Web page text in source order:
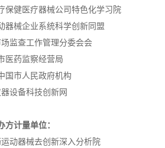
保健医疗器械公司特色化学习院
器械企业系统科学创新同盟
监查工作管理分委会会
医药监察经营局
国市人民政府机构
设备科技创新网
方计量单位：
动器械去创新深入分析院